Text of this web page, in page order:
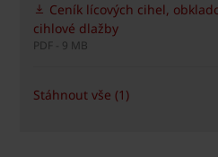
Ceník lícových cihel,
cihlové dlažby
PDF - 9 MB
Stáhnout vše (1)